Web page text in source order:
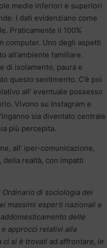
medie inferiori e superiori
I dati evidenziano come
Praticamente il 100%
computer. Uno degli aspetti
all’ambiente familiare.
di isolamento, paura e
questo sentimento. C’è poi
all’ eventuale possesso
Vivono su Instagram e
sia diventato centrale
più percepita.
all’ iper-comunicazione,
della realtà, con impatti
di sociologia dei
massimi esperti nazionali e
delle
approcci relativi alla
si è trovati ad affrontare, le